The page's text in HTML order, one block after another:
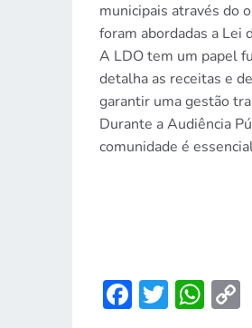
municipais através do
foram abordadas a Lei
A LDO tem um papel
detalha as receitas e
garantir uma gestão
Durante a Audiência
comunidade é
Facebook
Twitter